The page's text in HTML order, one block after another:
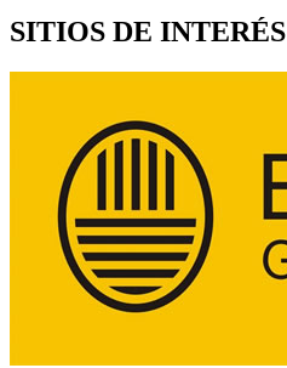
SITIOS DE INTERÉS